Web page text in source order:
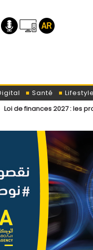
Santé Lifestyle
2027 : les prochains «